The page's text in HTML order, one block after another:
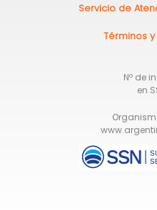
Servicio de
Términos
Nº de
en